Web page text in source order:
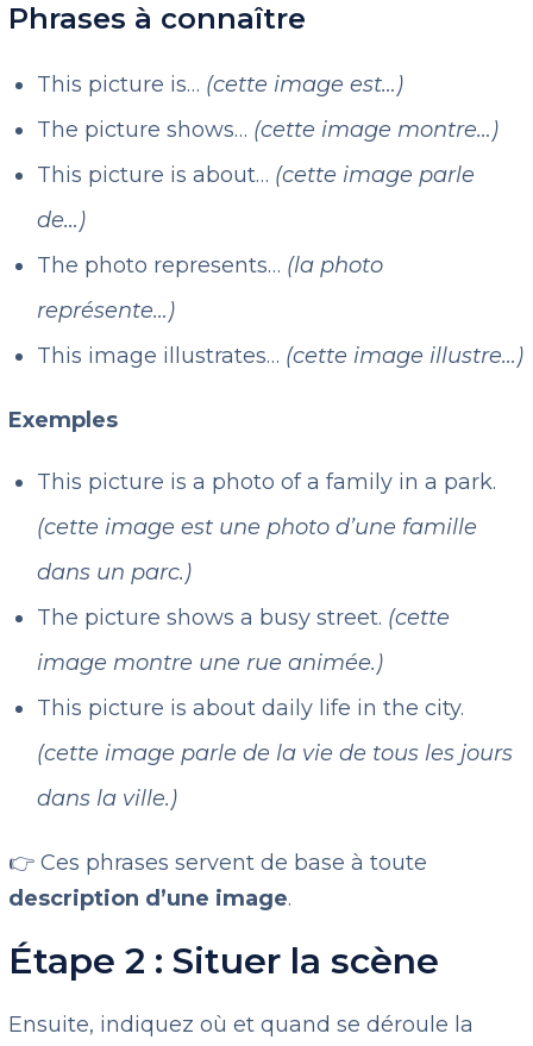
Phrases à connaître
This picture is… (cette image est…)
The picture shows… (cette image montre…)
This picture is about… (cette image parle
de…)
The photo represents… (la photo
représente…)
This image illustrates… (cette image illustre…)
Exemples
This picture is a photo of a family in a park.
(cette image est une photo d’une famille
dans un parc.)
The picture shows a busy street. (cette
image montre une rue animée.)
This picture is about daily life in the city.
(cette image parle de la vie de tous les jours
dans la ville.)
👉 Ces phrases servent de base à toute
description d’une image.
Étape 2 : Situer la scène
Ensuite, indiquez où et quand se déroule la